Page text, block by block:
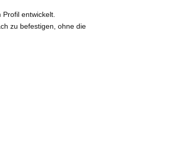
entwickelt.
zu befestigen, ohne die